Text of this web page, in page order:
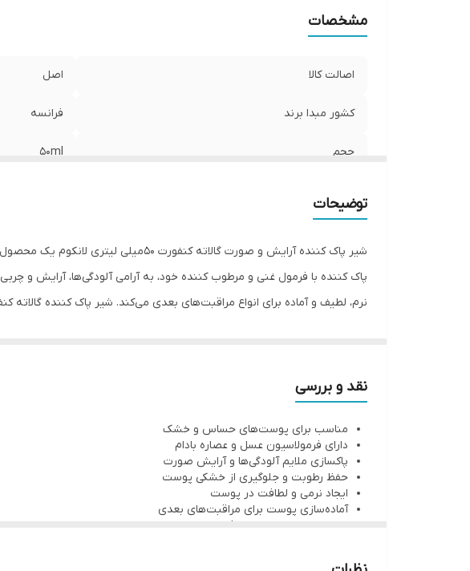
مشخصات
اصالت کالا اصل
کشور مبدا برند فرانسه
حجم 50ml
توضیحات
شیر پاک کننده آرایش و صورت گالاته
پاک کننده با فرمول غنی و مرطوب کننده خود، به آرامی آلودگی‌ها، آرایش و
نرم، لطیف و آماده برای انواع مراقبت‌های بعدی می‌کند. شیر پاک کننده گالاته کنفورت با حجم 50 میلی لیتری خود، یک محصول با دوام و قابل اطمینان از برند
است. راحتی Galatée احساس راحتی به پوست شما می دهد. بافت کرمی Galatée comfort به آرامی آرایش را از صورت شما پاک می کند.
نقد و بررسی
مناسب برای پوست‌های حساس و خشک
دارای فرمولاسیون عسل و عصاره بادام
پاکسازی ملایم آلودگی‌ها و آرایش صورت
حفظ رطوبت و جلوگیری از خشکی پوست
ایجاد نرمی و لطافت در پوست
آماده‌سازی پوست برای مراقبت‌های بعدی
بسته‌بندی بهداشتی و جذاب